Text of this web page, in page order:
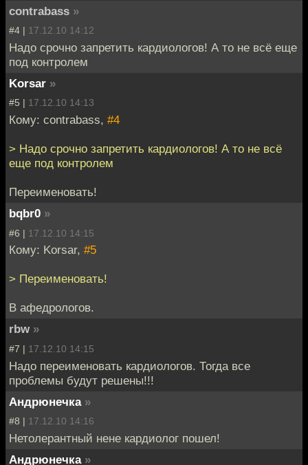
contrabass »
#4 | 17.12.10 14:12
Надо срочно запретить кардиологов! А то не всё еще
под контролем
Korsar »
#5 | 17.12.10 14:13
Кому: contrabass, #4
> Надо срочно запретить кардиологов! А то не всё
еще под контролем
Переименовать!
bqbr0 »
#6 | 17.12.10 14:15
Кому: Korsar, #5
> Переименовать!
В афедрологов.
rbw »
#7 | 17.12.10 14:15
Надо переименовать кардиологов. Тогда все
проблемы будут решены!!!
Андрюнечка »
#8 | 17.12.10 14:16
Нетолерантный нене кардиолог пошел!
Андрюнечка »